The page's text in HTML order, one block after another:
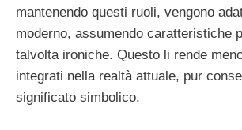
mantenendo questi ruoli, vengono
moderno, assumendo caratteristiche
talvolta ironiche. Questo li rende
integrati nella realtà attuale, pur
significato simbolico.